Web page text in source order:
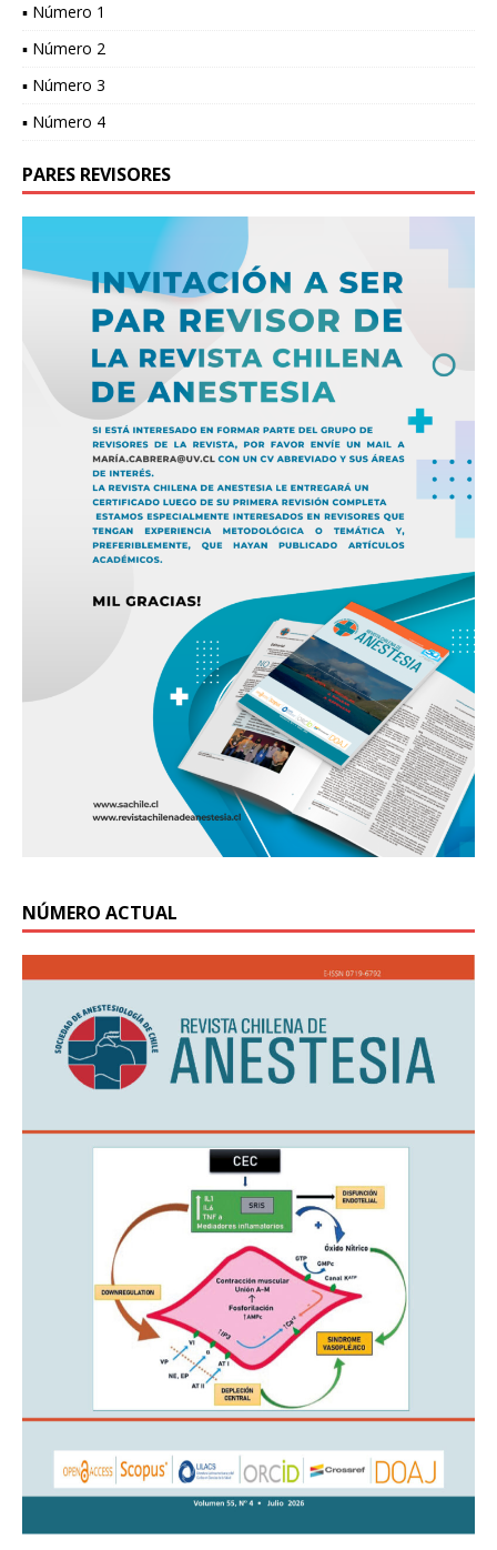
▪ Número 1
▪ Número 2
▪ Número 3
▪ Número 4
PARES REVISORES
NÚMERO ACTUAL